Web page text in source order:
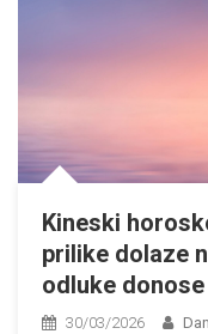
Kineski
prilike dolaze
odluke
30/03/2026 Dan